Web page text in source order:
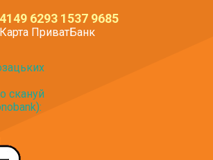
4149 6293 1537 9685
Карта ПриватБанк
скануй